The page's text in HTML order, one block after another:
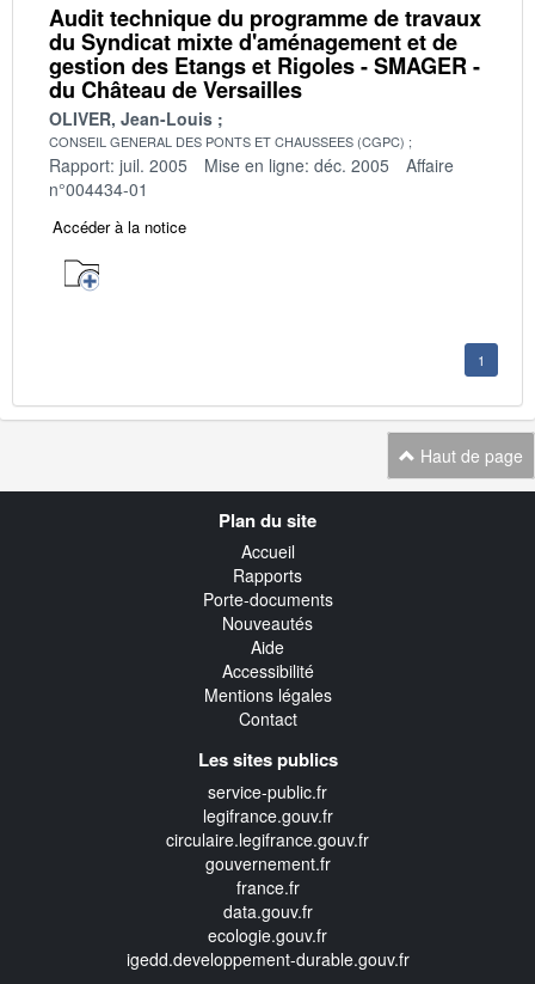
Audit technique du programme de travaux
du Syndicat mixte d'aménagement et de
gestion des Etangs et Rigoles - SMAGER -
du Château de Versailles
OLIVER, Jean-Louis
CONSEIL GENERAL DES PONTS ET CHAUSSEES (CGPC)
Rapport: juil. 2005 Mise en ligne: déc. 2005
Affaire
n°004434-01
Accéder à la notice
1
Haut de page
Plan du site
Accueil
Rapports
Porte-documents
Nouveautés
Aide
Accessibilité
Mentions légales
Contact
Les sites publics
service-public.fr
legifrance.gouv.fr
circulaire.legifrance.gouv.fr
gouvernement.fr
france.fr
data.gouv.fr
ecologie.gouv.fr
igedd.developpement-durable.gouv.fr